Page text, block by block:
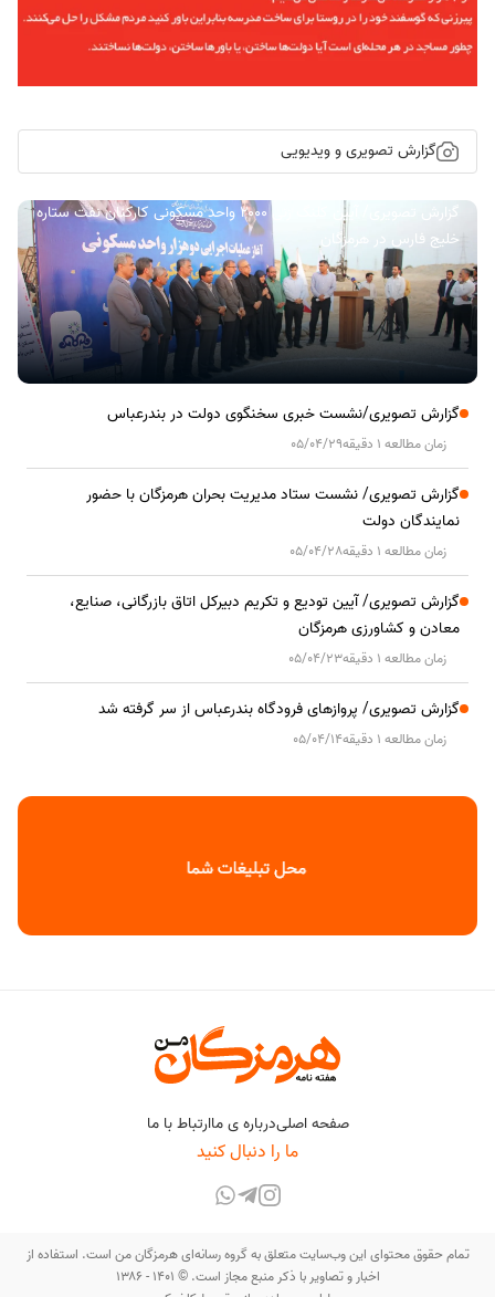
گزارش تصویری و ویدیویی
گزارش تصویری/ آیین کلنگ زنی ۲۰۰۰ واحد مسکونی کارکنان نفت ستاره
خلیج فارس در هرمزگان
گزارش تصویری/نشست خبری سخنگوی دولت در بندرعباس
زمان مطالعه 1 دقیقه 05/04/29
گزارش تصویری/ نشست ستاد مدیریت بحران هرمزگان با حضور
نمایندگان دولت
زمان مطالعه 1 دقیقه 05/04/28
گزارش تصویری/ آیین تودیع و تکریم دبیرکل اتاق بازرگانی، صنایع،
معادن و کشاورزی هرمزگان
زمان مطالعه 1 دقیقه 05/04/23
گزارش تصویری/ پروازهای فرودگاه بندرعباس از سر گرفته شد
زمان مطالعه 1 دقیقه 05/04/14
صفحه اصلیدرباره ی ماارتباط با ما
ما را دنبال کنید
تمام حقوق محتوای این وب‌سایت متعلق به گروه رسانه‌ای هرمزگان من است. استفاده از
اخبار و تصاویر با ذکر منبع مجاز است. © ۱۴۰۱ - ۱۳۸۶